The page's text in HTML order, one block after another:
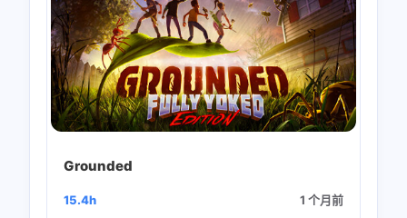
Grounded
15.4h 1 个月前